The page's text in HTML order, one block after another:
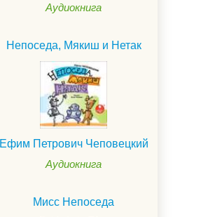
Аудиокнига
Непоседа, Мякиш и Нетак
Ефим Петрович Чеповецкий
Аудиокнига
Мисс Непоседа